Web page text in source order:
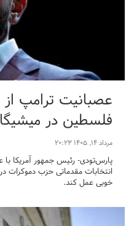
عصبانیت ترامپ از
فلسطین در
مرداد ۱۴, ۱۴۰۵ ۲۰:۲۳
پارس‌تودی- رئیس‌ جمهور آمریکا با
انتخابات مقدماتی حزب دموکرات
خوبی عمل کند.